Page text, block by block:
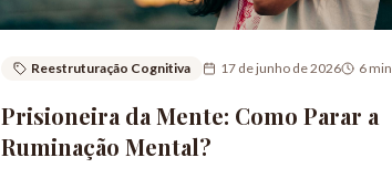
Reestruturação Cognitiva 17 de junho de 2026 6min
Prisioneira da Mente: Como Parar a
Ruminação Mental?